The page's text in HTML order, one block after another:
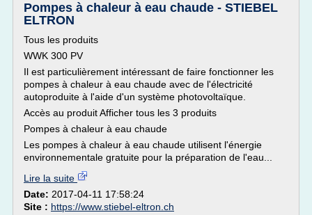
Pompes à chaleur à eau chaude - STIEBEL
ELTRON
Tous les produits
WWK 300 PV
Il est particulièrement intéressant de faire fonctionner les
pompes à chaleur à eau chaude avec de l'électricité
autoproduite à l'aide d'un système photovoltaïque.
Accès au produit Afficher tous les 3 produits
Pompes à chaleur à eau chaude
Les pompes à chaleur à eau chaude utilisent l'énergie
environnementale gratuite pour la préparation de l'eau...
Lire la suite
Date: 2017-04-11 17:58:24
Site : https://www.stiebel-eltron.ch